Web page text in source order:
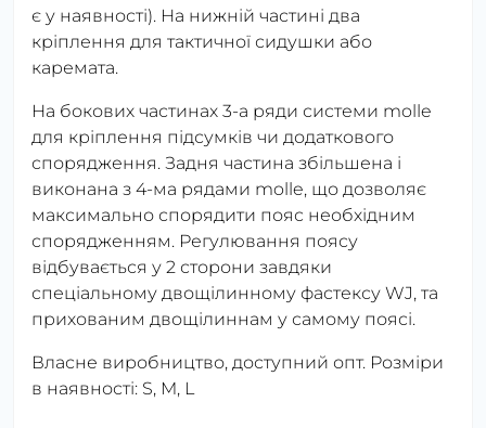
є у наявності). На нижній частині два
кріплення для тактичної сидушки або
каремата.
На бокових частинах 3-а ряди системи molle
для кріплення підсумків чи додаткового
спорядження. Задня частина збільшена і
виконана з 4-ма рядами molle, що дозволяє
максимально спорядити пояс необхідним
спорядженням. Регулювання поясу
відбувається у 2 сторони завдяки
спеціальному двощілинному фастексу WJ, та
прихованим двощілиннам у самому поясі.
Власне виробництво, доступний опт. Розміри
в наявності: S, M, L